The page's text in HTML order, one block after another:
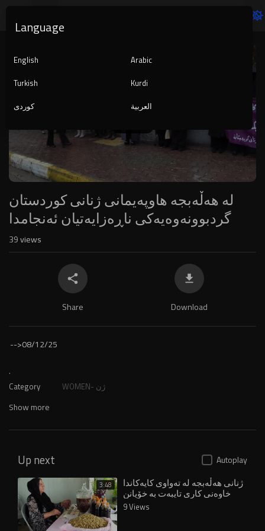
Player
لە هەڵەبجە هاوپه‌یمانی ژنانى كوردستان
گردبوونه‌وه‌یه‌كى ناڕه‌زایه‌تیان ئه‌نجامدا
39views
Share Download
-->08/12/25
.
Category WOMEN- ژن
Show more
Up next Autoplay
3:48 ژنانى هه‌ڵه‌بجه‌ له ‌ته‌واوى كایه‌كاندا
خاوه‌نى كارى تایبه‌ت به‌ خۆیانن
9 Views
Language
English
Arabic
Turkish
Kurdi
کوردی
العربية